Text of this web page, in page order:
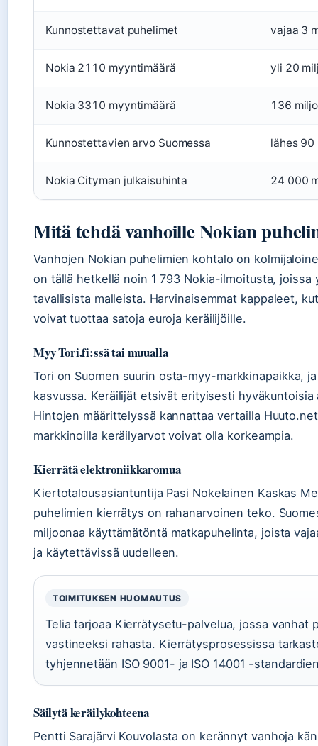
Kunnostettavat puhelimet vajaa 3
Nokia 2110 myyntimäärä yli 20
Nokia 3310 myyntimäärä 136
Kunnostettavien arvo Suomessa lähes 90
Nokia Cityman julkaisuhinta 24 000
Mitä tehdä vanhoille Nokian
Vanhojen Nokian puhelimien kohtalo on
on tällä hetkellä noin 1 793 Nokia-ilmoitusta, joissa
tavallisista malleista. Harvinaisemmat kappaleet,
voivat tuottaa satoja euroja keräilijöille.
Myy Tori.fi:ssä tai muualla
Tori on Suomen suurin osta-myy-markkinapaikka,
kasvussa. Keräilijät etsivät erityisesti
Hintojen määrittelyssä kannattaa vertailla
markkinoilla keräilyarvot voivat olla korkeampia.
Kierrätä elektroniikkaromua
Kiertotalousasiantuntija Pasi Nokelainen Kaskas
puhelimien kierrätys on rahanarvoinen teko.
miljoonaa käyttämätöntä matkapuhelinta, joista
ja käytettävissä uudelleen.
TOIMITUKSEN HUOMAUTUS
Telia tarjoaa Kierrätysetu-palvelua, jossa vanhat
vastineeksi rahasta. Kierrätysprosessissa
tyhjennetään ISO 9001- ja ISO 14001 -
Säilytä keräilykohteena
Pentti Sarajärvi Kouvolasta on kerännyt vanhoja